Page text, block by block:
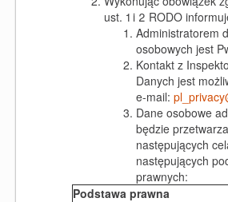
ust. 1 i 2 RODO
Administratorem
osobowych jest
Kontakt z
Danych jest
e-mail:
Dane osobowe
będzie
następujących
następujących
prawnych:
Podstawa prawna